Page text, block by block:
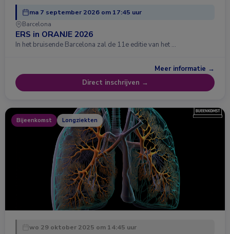
ma 7 september 2026 om 17:45 uur
Barcelona
ERS in ORANJE 2026
In het bruisende Barcelona zal de 11e editie van het …
Meer informatie →
Direct inschrijven →
Bijeenkomst Longziekten
wo 29 oktober 2025 om 14:45 uur